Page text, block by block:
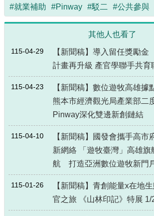
#就業補助
#Pinway #駁二 #公共參與
其他人也看了
115-04-29
【新聞稿】導入留任獎勵
計畫再升級 產官學聯手共育
115-04-23
【新聞稿】數位遊牧高雄據
熊本市經濟觀光局產業部二
Pinway深化雙邊新創鏈結
115-04-10
【新聞稿】國發會攜手高市
新網絡 「遊牧臺灣」高雄旗
航 打造亞洲數位遊牧新門
115-01-26
【新聞稿】青創能量x在地
官之旅 《山林印記》特展